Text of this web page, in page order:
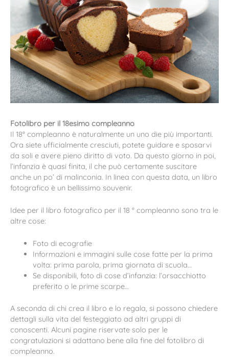
Fotolibro per il 18esimo compleanno
Il 18° compleanno è naturalmente un uno die più importanti.
Ora siete ufficialmente cresciuti, potete guidare e sposarvi
da soli e avere pieno diritto di voto. Da questo giorno in poi,
l’infanzia è quasi finita, il che può certamente suscitare
anche un po’ di malinconia. In linea con questa data, un libro
fotografico è un bellissimo souvenir.
Idee per il libro fotografico per il 18 ° compleanno sono tra le
altre cose:
Foto di ecografie
Informazioni e immagini sulle cose fatte per la prima
volta: prima parola, prima giornata di scuola…
Se disponibili, foto di cose d’infanzia: l’orsacchiotto
preferito o le prime scarpe…
A seconda di chi crea il libro e lo regala, si possono chiedere
dettagli sulla vita del festeggiato ad altri gruppi di
conoscenti. Alcuni pagine riservate solo per le
congratulazioni si adattano bene alla fine del fotolibro di
compleanno.